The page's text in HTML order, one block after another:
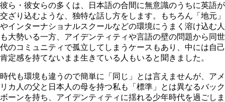
彼ら・彼女らの多くは、日本語の合間に無意識のうちに英語が
交ざり込むような、独特な話し方をします。もちろん「地元」
やインターナショナルスクールなどの環境にうまく溶け込む人
も大勢いる一方、アイデンティティや言語の壁の問題から同世
代のコミュニティで孤立してしまうケースもあり、中には自己
肯定感を持てないまま生きている人もいると聞きました。
時代も環境も違うので簡単に「同じ」とは言えませんが、アメ
リカ人の父と日本人の母を持つ私も「標準」とは異なるバック
ボーンを持ち、アイデンティティに揺れる少年時代を過ごしま